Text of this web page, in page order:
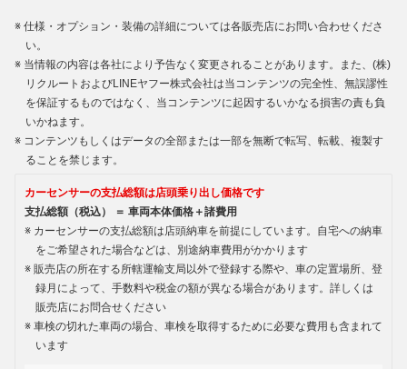
仕様・オプション・装備の詳細については各販売店にお問い合わせくださ
い。
当情報の内容は各社により予告なく変更されることがあります。また、(株)
リクルートおよびLINEヤフー株式会社は当コンテンツの完全性、無誤謬性
を保証するものではなく、当コンテンツに起因するいかなる損害の責も負
いかねます。
コンテンツもしくはデータの全部または一部を無断で転写、転載、複製す
ることを禁じます。
カーセンサーの支払総額は店頭乗り出し価格です
支払総額（税込） ＝ 車両本体価格＋諸費用
カーセンサーの支払総額は店頭納車を前提にしています。自宅への納車
をご希望された場合などは、別途納車費用がかかります
販売店の所在する所轄運輸支局以外で登録する際や、車の定置場所、登
録月によって、手数料や税金の額が異なる場合があります。詳しくは
販売店にお問合せください
車検の切れた車両の場合、車検を取得するために必要な費用も含まれて
います